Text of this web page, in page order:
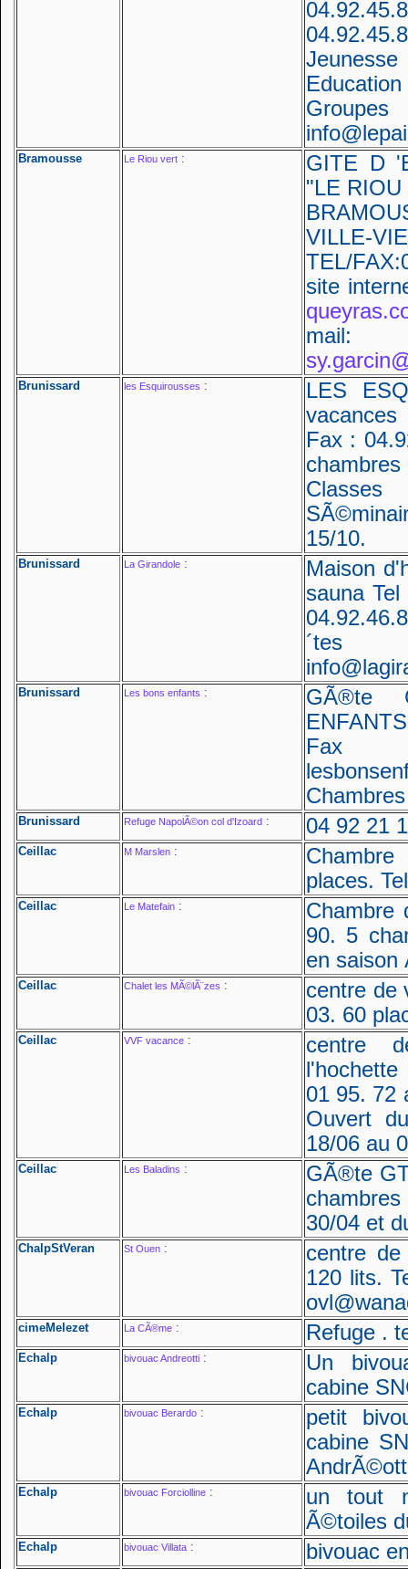
Bramousse Le Riou vert :
GITE D
"LE
VILLE-
TEL/
site
Brunissard les Esquirousses :
LES
Fax :
15/10.
Brunissard La Girandole :
Maison
sauna
´tes
Brunissard Les bons enfants :
GÃ®te
Fax :
Brunissard Refuge NapolÃ©on col d'Izoard : 04 92 21
Ceillac M Marslen :
places.
Ceillac Le Matefain :
Chambre
90. 5
en
Ceillac Chalet les MÃ©lÃ¨zes :
centre de
03. 60
Ceillac VVF vacance :
centre
01 95. 72
Ouvert
18/06 au
Ceillac Les Baladins :
GÃ®te
30/04 et
ChalpStVeran St Ouen :
centre de
120 lits.
cimeMelezet La CÃ®me : Refuge .
Echalp bivouac Andreotti :
Un
cabine
Echalp bivouac Berardo :
petit
cabine
Echalp bivouac Forciolline :
un tout
Ã©toiles
Echalp bivouac Villata : bivouac